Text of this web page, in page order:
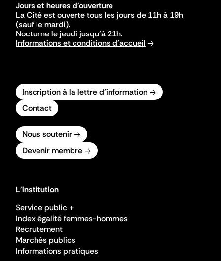
Jours et heures d'ouverture
La Cité est ouverte tous les jours de 11h à 19h
(sauf le mardi).
Nocturne le jeudi jusqu'à 21h.
Informations et conditions d'accueil
Inscription à la lettre d'information
Contact
Nous soutenir
Devenir membre
L'institution
Service public +
Index égalité femmes-hommes
Recrutement
Marchés publics
Informations pratiques